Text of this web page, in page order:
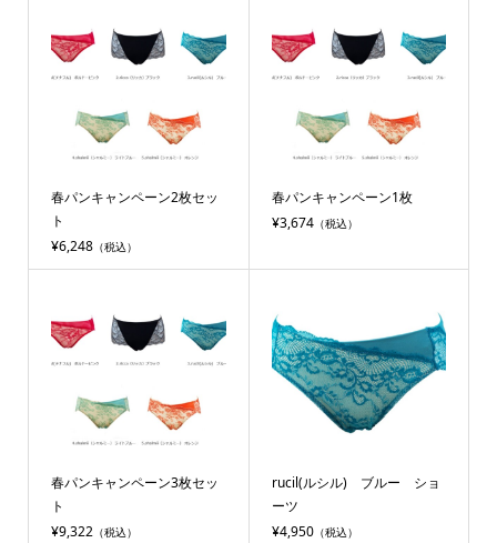
春パンキャンペーン2枚セッ
ト
¥6,248（税込）
春パンキャンペーン1枚
¥3,674（税込）
春パンキャンペーン3枚セッ
ト
¥9,322（税込）
rucil(ルシル) ブルー ショ
ーツ
¥4,950（税込）